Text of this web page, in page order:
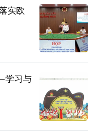
实欧
学习与